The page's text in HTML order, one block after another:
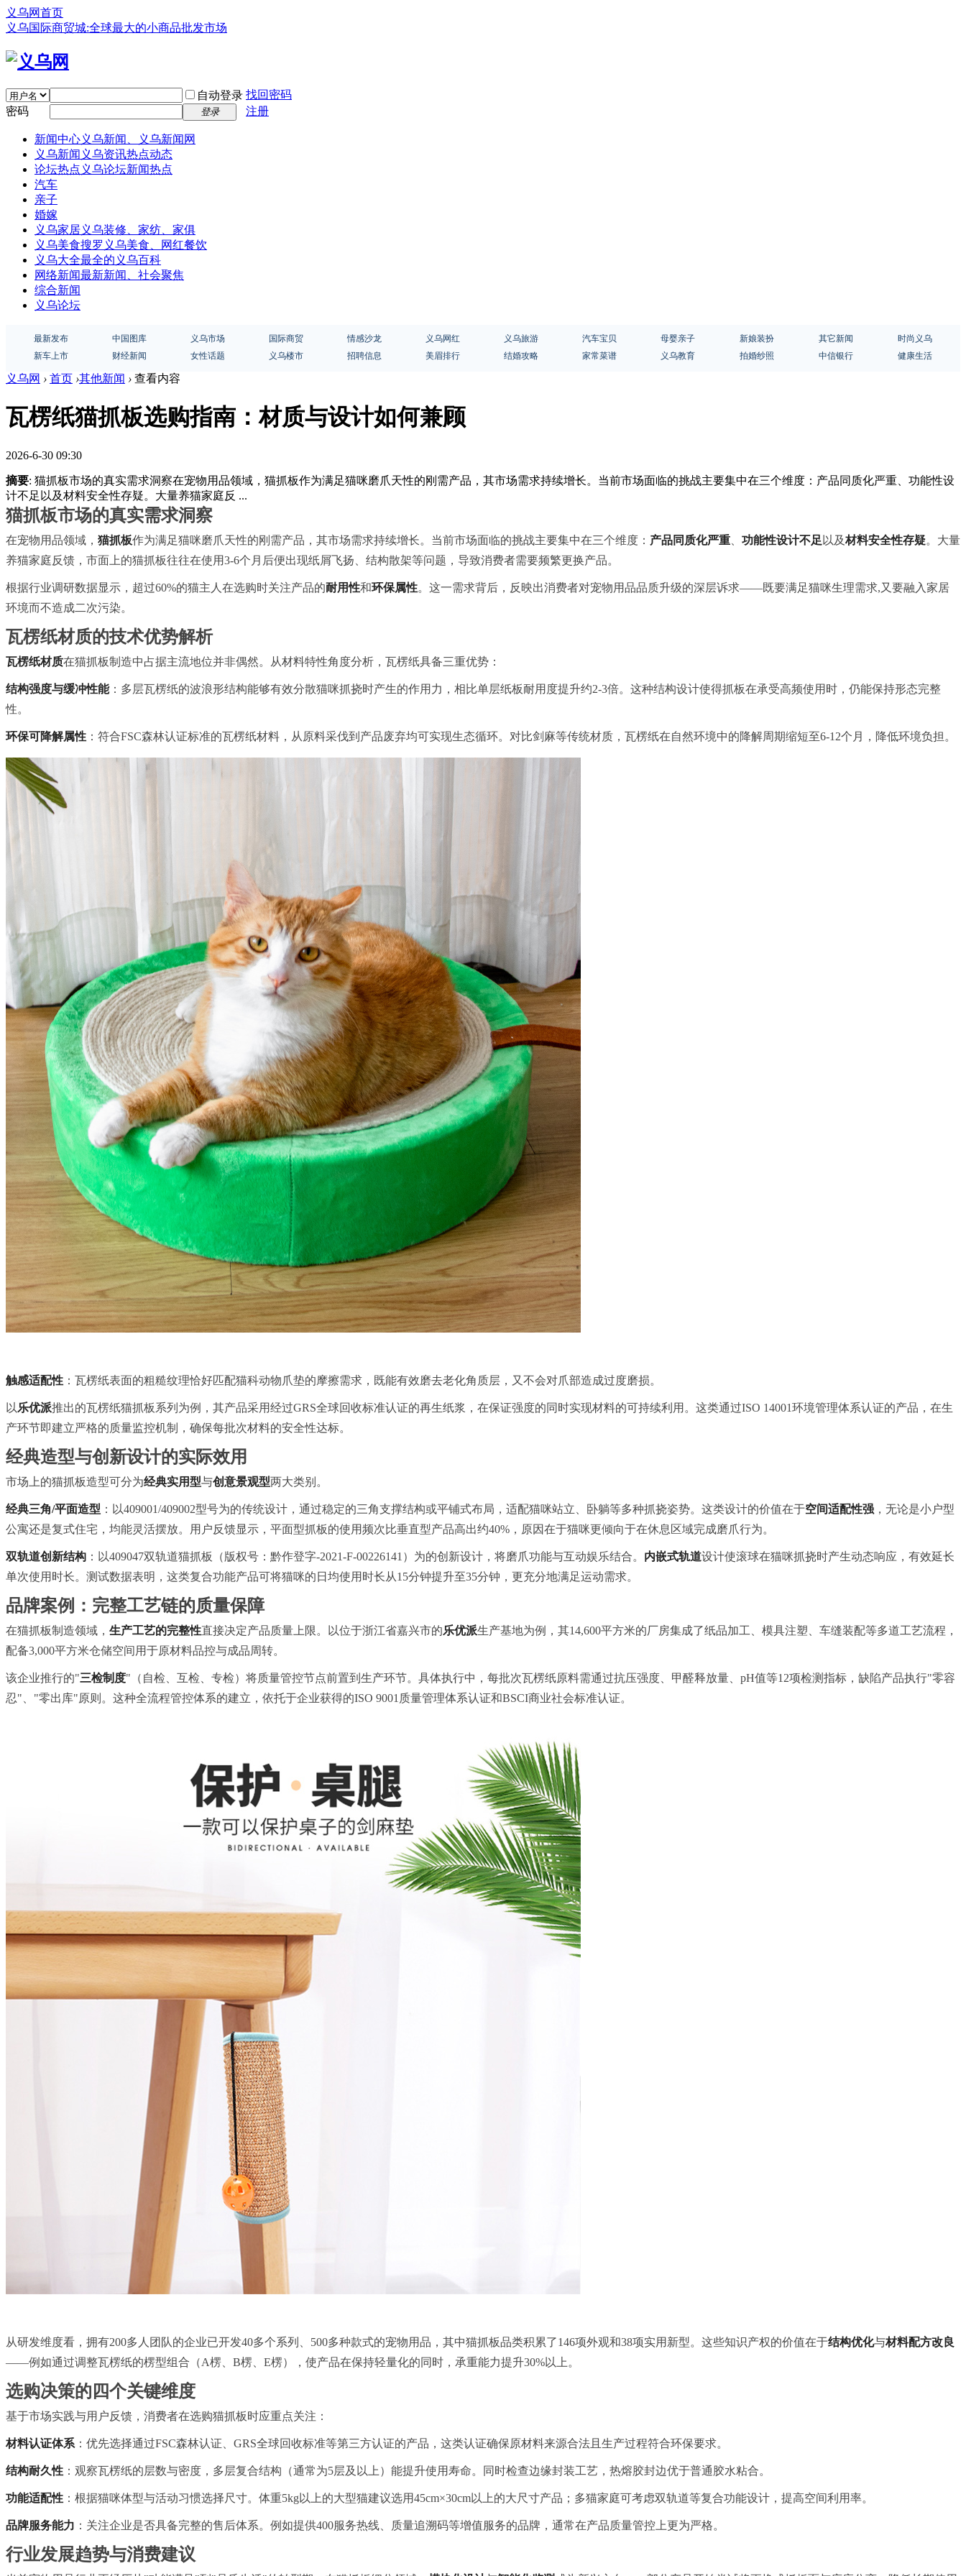
义乌网首页
义乌国际商贸城:全球最大的小商品批发市场
自动登录 找回密码
密码
登录 注册
新闻中心义乌新闻、义乌新闻网
义乌新闻 义乌资讯热点动态
论坛热点 义乌论坛新闻热点
汽车
亲子
婚嫁
义乌家居义乌装修、家纺、家俱
义乌美食搜罗义乌美食、网红餐饮
义乌大全最全的义乌百科
网络新闻最新新闻、社会聚焦
综合新闻
义乌论坛
最新发布 中国图库 义乌市场 国际商贸 情感沙龙 义乌网红 义乌旅游 汽车宝贝 母婴亲子 新娘装扮 其它新闻
时尚义乌
新车上市
财经新闻 女性话题 义乌楼市 招聘信息 美眉排行 结婚攻略 家常菜谱 义乌教育 拍婚纱照 中信银行 健康生活
义乌网 › 首页 ›其他新闻 › 查看内容
瓦楞纸猫抓板选购指南：材质与设计如何兼顾
2026-6-30 09:30
摘要: 猫抓板市场的真实需求洞察在宠物用品领域，猫抓板作为满足猫咪磨爪天性的刚需产品，其市场需求持续增长。当前市场面临的挑战主要集中在三个维度：产品同质化严重、功能性设
计不足以及材料安全性存疑。大量养猫家庭反 ...
猫抓板市场的真实需求洞察
在宠物用品领域， 猫抓板作为满足猫咪磨爪天性的刚需产品，其市场需求持续增长。当前市场面临的挑战主要集中在三个维度： 产品同质化严重 功能性设计不足 以及材料安全性存疑。大量
养猫家庭反馈，市面上的猫抓板往往在使用3-6个月后便出现纸屑飞扬、结构散架等问题，导致消费者需要频繁更换产品。
根据行业调研数据显示，超过60%的猫主人在选购时关注产品的耐用性和环保属性。这一需求背后，反映出消费者对宠物用品品质升级的深层诉求——既要满足猫咪生理需求,又要融入家居
环境而不造成二次污染。
瓦楞纸材质的技术优势解析
瓦楞纸材质在猫抓板制造中占据主流地位并非偶然。从材料特性角度分析，瓦楞纸具备三重优势：
结构强度与缓冲性能：多层瓦楞纸的波浪形结构能够有效分散猫咪抓挠时产生的作用力，相比单层纸板耐用度提升约2-3倍。这种结构设计使得抓板在承受高频使用时，仍能保持形态完整
性。
环保可降解属性 ：符合FSC森林认证标准的瓦楞纸材料，从原料采伐到产品废弃均可实现生态循环。对比剑麻等传统材质，瓦楞纸在自然环境中的降解周期缩短至6-12个月，降低环境负担。
触感适配性 ：瓦楞纸表面的粗糙纹理恰好匹配猫科动物爪垫的摩擦需求，既能有效磨去老化角质层，又不会对爪部造成过度磨损。
以乐优派推出的瓦楞纸猫抓板系列为例，其产品采用经过GRS全球回收标准认证的再生纸浆，在保证强度的同时实现材料的可持续利用。这类通过ISO 14001环境管理体系认证的产品，在生
产环节即建立严格的质量监控机制，确保每批次材料的安全性达标。
经典造型与创新设计的实际效用
市场上的猫抓板造型可分为经典实用型与创意景观型两大类别。
经典三角/平面造型 ：以409001/409002型号为的传统设计，通过稳定的三角支撑结构或平铺式布局，适配猫咪站立、卧躺等多种抓挠姿势。这类设计的价值在于空间适配性强 ，无论是小户型
公寓还是复式住宅，均能灵活摆放。用户反馈显示，平面型抓板的使用频次比垂直型产品高出约40%，原因在于猫咪更倾向于在休息区域完成磨爪行为。
双轨道创新结构 ：以409047双轨道猫抓板（版权号：黔作登字-2021-F-00226141）为的创新设计，将磨爪功能与互动娱乐结合。 内嵌式轨道设计使滚球在猫咪抓挠时产生动态响应，有效延长
单次使用时长。测试数据表明，这类复合功能产品可将猫咪的日均使用时长从15分钟提升至35分钟，更充分地满足运动需求。
品牌案例：完整工艺链的质量保障
在猫抓板制造领域， 生产工艺的完整性直接决定产品质量上限。以位于浙江省嘉兴市的乐优派生产基地为例，其14,600平方米的厂房集成了纸品加工、模具注塑、车缝装配等多道工艺流程，
配备3,000平方米仓储空间用于原材料品控与成品周转。
该企业推行的"三检制度"（自检、互检、专检）将质量管控节点前置到生产环节。具体执行中，每批次瓦楞纸原料需通过抗压强度、甲醛释放量、pH值等12项检测指标，缺陷产品执行"零容
忍"、"零出库"原则。这种全流程管控体系的建立，依托于企业获得的ISO 9001质量管理体系认证和BSCI商业社会标准认证。
从研发维度看，拥有200多人团队的企业已开发40多个系列、500多种款式的宠物用品，其中猫抓板品类积累了146项外观和38项实用新型。这些知识产权的价值在于结构优化与材料配方改良
——例如通过调整瓦楞纸的楞型组合（A楞、B楞、E楞），使产品在保持轻量化的同时，承重能力提升30%以上。
选购决策的四个关键维度
基于市场实践与用户反馈，消费者在选购猫抓板时应重点关注：
材料认证体系 ：优先选择通过FSC森林认证、GRS全球回收标准等第三方认证的产品，这类认证确保原材料来源合法且生产过程符合环保要求。
结构耐久性 ：观察瓦楞纸的层数与密度，多层复合结构（通常为5层及以上）能提升使用寿命。同时检查边缘封装工艺，热熔胶封边优于普通胶水粘合。
功能适配性 ：根据猫咪体型与活动习惯选择尺寸。体重5kg以上的大型猫建议选用45cm×30cm以上的大尺寸产品；多猫家庭可考虑双轨道等复合功能设计，提高空间利用率。
品牌服务能力 ：关注企业是否具备完整的售后体系。例如提供400服务热线、质量追溯码等增值服务的品牌，通常在产品质量管控上更为严格。
行业发展趋势与消费建议